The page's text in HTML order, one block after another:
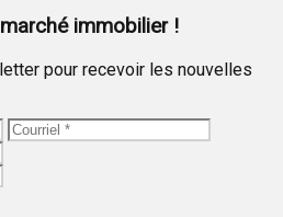
immobilier !
pour recevoir les nouvelles